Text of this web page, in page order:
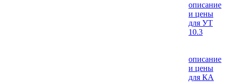
описание
и цены
для УТ
10.3
описание
и цены
для КА